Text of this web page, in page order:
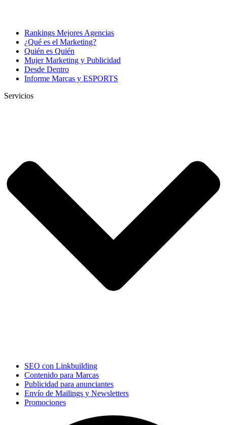
Rankings Mejores Agencias
¿Qué es el Marketing?
Quién es Quién
Mujer Marketing y Publicidad
Desde Dentro
Informe Marcas y ESPORTS
Servicios
SEO con Linkbuilding
Contenido para Marcas
Publicidad para anunciantes
Envío de Mailings y Newsletters
Promociones